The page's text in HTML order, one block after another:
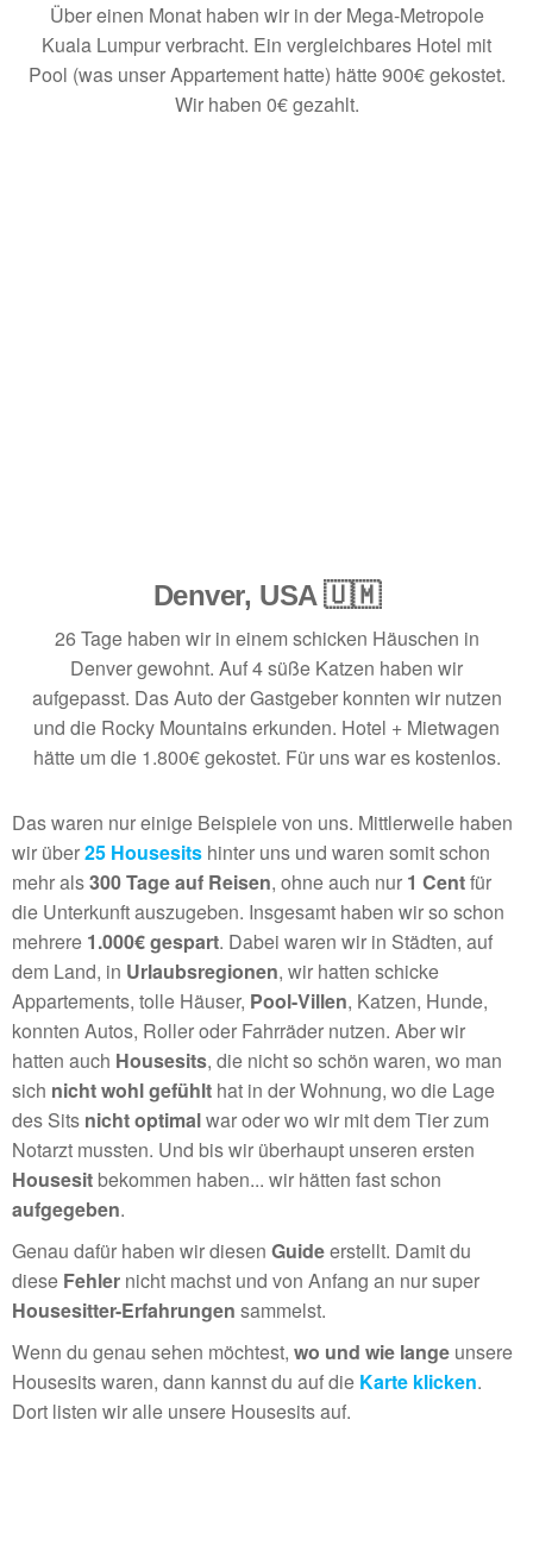
Über einen Monat haben wir in der Mega-Metropole
Kuala Lumpur verbracht. Ein vergleichbares Hotel mit
Pool (was unser Appartement hatte) hätte 900€ gekostet.
Wir haben 0€ gezahlt.
Denver, USA 🇺🇲
26 Tage haben wir in einem schicken Häuschen in
Denver gewohnt. Auf 4 süße Katzen haben wir
aufgepasst. Das Auto der Gastgeber konnten wir nutzen
und die Rocky Mountains erkunden. Hotel + Mietwagen
hätte um die 1.800€ gekostet. Für uns war es kostenlos.
Das waren nur einige Beispiele von uns. Mittlerweile haben
wir über25 Housesits hinter uns und waren somit schon
mehr als300 Tage auf Reisen, ohne auch nur 1 Centfür
die Unterkunft auszugeben. Insgesamt haben wir so schon
mehrere 1.000€ gespart. Dabei waren wir in Städten, auf
dem Land, in Urlaubsregionen, wir hatten schicke
Appartements, tolle Häuser, Pool-Villen, Katzen, Hunde,
konnten Autos, Roller oder Fahrräder nutzen. Aber wir
hatten auch Housesits, die nicht so schön waren, wo man
sich nicht wohl gefühlt hat in der Wohnung, wo die Lage
des Sits nicht optimalwar oder wo wir mit dem Tier zum
Notarzt mussten. Und bis wir überhaupt unseren ersten
Housesit bekommen haben... wir hätten fast schon
aufgegeben.
Genau dafür haben wir diesen Guideerstellt. Damit du
diese Fehler nicht machst und von Anfang an nur super
Housesitter-Erfahrungen sammelst.
Wenn du genau sehen möchtest, wo und wie lange unsere
Housesits waren, dann kannst du auf die Karte klicken.
Dort listen wir alle unsere Housesits auf.